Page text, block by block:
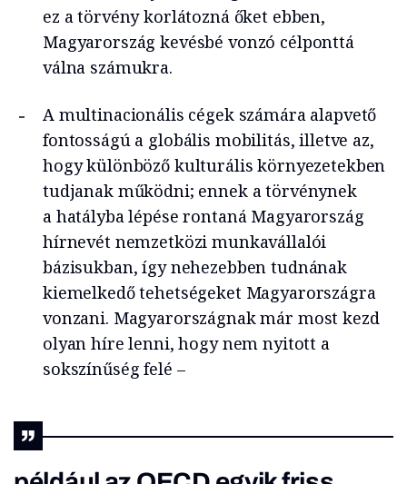
ez a törvény korlátozná őket ebben,
Magyarország kevésbé vonzó célponttá
válna számukra.
A multinacionális cégek számára alapvető
fontosságú a globális mobilitás, illetve az,
hogy különböző kulturális környezetekben
tudjanak működni; ennek a törvénynek
a hatályba lépése rontaná Magyarország
hírnevét nemzetközi munkavállalói
bázisukban, így nehezebben tudnának
kiemelkedő tehetségeket Magyarországra
vonzani. Magyarországnak már most kezd
olyan híre lenni, hogy nem nyitott a
sokszínűség felé –